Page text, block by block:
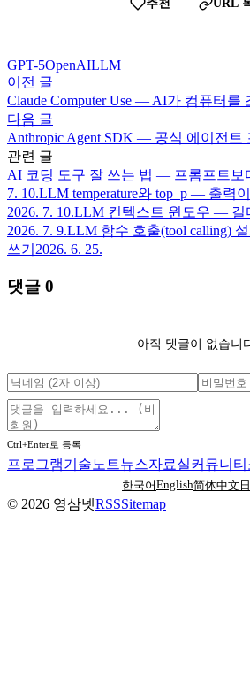
추천 URL
GPT-5OpenAILLM
이전 글
Claude Computer Use — AI가 컴퓨터를
다음 글
Anthropic Agent SDK — 공식 에이전트
관련 글
AI 코딩 도구 잘 쓰는 법 — 프롬프트보
7. 10.LLM temperature와 top_p — 출력
2026. 7. 10.LLM 컨텍스트 윈도우 — 길
2026. 7. 9.LLM 함수 호출(tool calling)
쓰기 2026. 6. 25.
댓글 0
아직 댓글이 없습니
Ctrl+Enter로 등록
프로그램기술노트뉴스자료실커뮤니티
한국어English简体中文
© 2026 영삼넷RSSSitemap